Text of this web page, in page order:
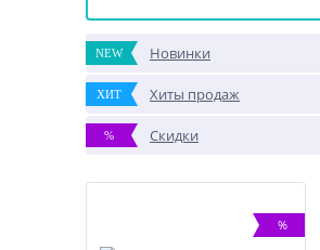
NEW Новинки
ХИТ Хиты продаж
% Скидки
%